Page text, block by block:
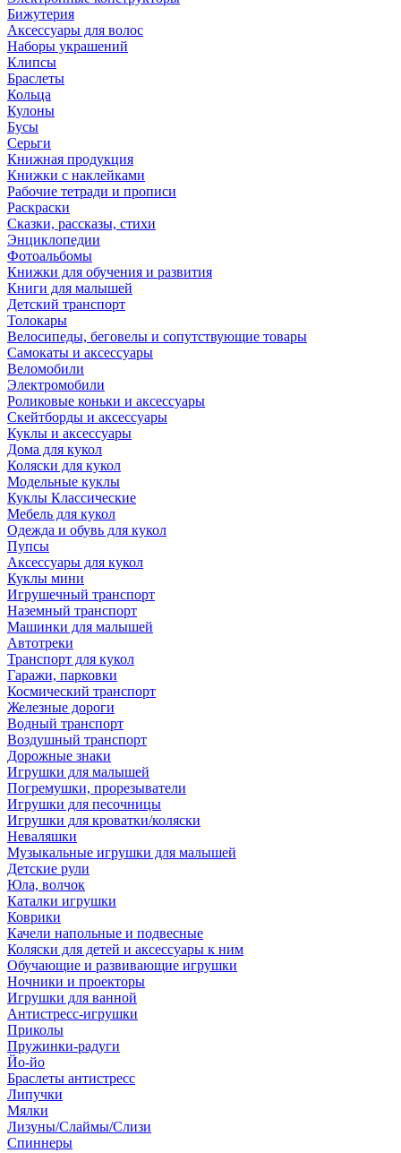
Бижутерия
Аксессуары для волос
Наборы украшений
Клипсы
Браслеты
Кольца
Кулоны
Бусы
Серьги
Книжная продукция
Книжки с наклейками
Рабочие тетради и прописи
Раскраски
Сказки, рассказы, стихи
Энциклопедии
Фотоальбомы
Книжки для обучения и развития
Книги для малышей
Детский транспорт
Толокары
Велосипеды, беговелы и сопутствующие товары
Самокаты и аксессуары
Веломобили
Электромобили
Роликовые коньки и аксессуары
Скейтборды и аксессуары
Куклы и аксессуары
Дома для кукол
Коляски для кукол
Модельные куклы
Куклы Классические
Мебель для кукол
Одежда и обувь для кукол
Пупсы
Аксессуары для кукол
Куклы мини
Игрушечный транспорт
Наземный транспорт
Машинки для малышей
Автотреки
Транспорт для кукол
Гаражи, парковки
Космический транспорт
Железные дороги
Водный транспорт
Воздушный транспорт
Дорожные знаки
Игрушки для малышей
Погремушки, прорезыватели
Игрушки для песочницы
Игрушки для кроватки/коляски
Неваляшки
Музыкальные игрушки для малышей
Детские рули
Юла, волчок
Каталки игрушки
Коврики
Качели напольные и подвесные
Коляски для детей и аксессуары к ним
Обучающие и развивающие игрушки
Ночники и проекторы
Игрушки для ванной
Антистресс-игрушки
Приколы
Пружинки-радуги
Йо-йо
Браслеты антистресс
Липучки
Мялки
Лизуны/Слаймы/Слизи
Спиннеры